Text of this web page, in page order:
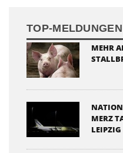
TOP-MELDUNGEN
MEHR
MERZ
LEIPZIG